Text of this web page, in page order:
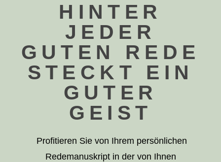
HINTER
JEDER
GUTEN REDE
STECKT EIN
GUTER
GEIST
Profitieren Sie von Ihrem persönlichen
Redemanuskript in der von Ihnen